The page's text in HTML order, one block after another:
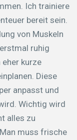
Ich trainiere
bereit sein.
von Muskeln
ruhig
kurze
Diese
anpasst und
Wichtig wird
alles zu
muss frische